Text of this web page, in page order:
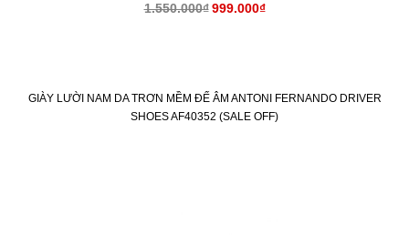
1.550.000₫ 999.000₫
GIÀY LƯỜI NAM DA TRƠN MỀM ĐẾ ÂM ANTONI FERNANDO DRIVER
SHOES AF40352 (SALE OFF)